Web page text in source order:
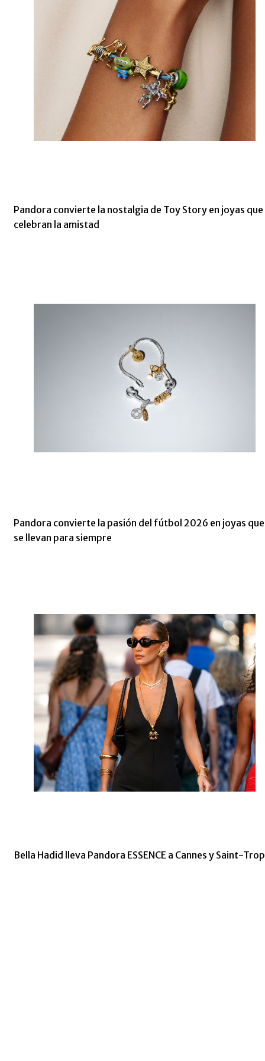
Pandora convierte la nostalgia de Toy Story en joyas que
celebran la amistad
Pandora convierte la pasión del fútbol 2026 en joyas que
se llevan para siempre
Bella Hadid lleva Pandora ESSENCE a Cannes y Saint-